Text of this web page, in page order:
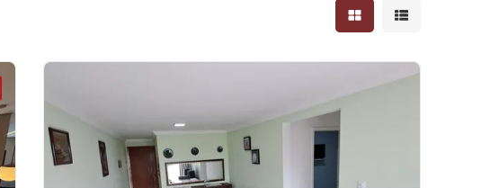
Mostrar resultados em
Mostrar